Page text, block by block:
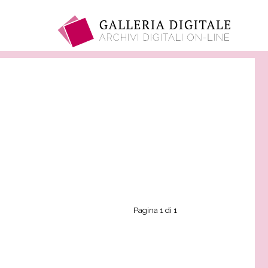
Pagina 1 di 1